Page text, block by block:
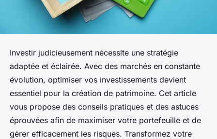
Investir judicieusement nécessite une stratégie
adaptée et éclairée. Avec des marchés en constante
évolution, optimiser vos investissements devient
essentiel pour la création de patrimoine. Cet article
vous propose des conseils pratiques et des astuces
éprouvées afin de maximiser votre portefeuille et de
gérer efficacement les risques. Transformez votre